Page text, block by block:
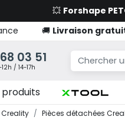
💥 Forshape
🚚 Livraison
03 51
/ 14-17h
produits
Creality Pièces détachées